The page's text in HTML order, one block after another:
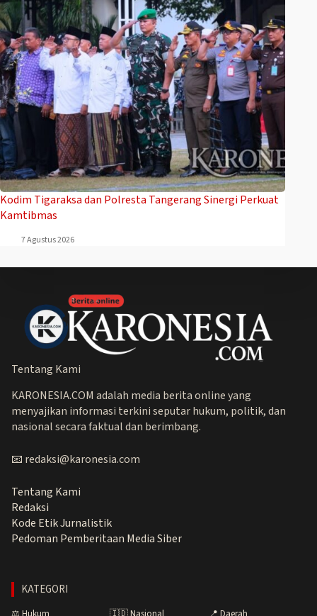
Kodim Tigaraksa dan Polresta Tangerang Sinergi Perkuat
Kamtibmas
7 Agustus 2026
Tentang Kami
KARONESIA.COM adalah media berita online yang
menyajikan informasi terkini seputar hukum, politik, dan
nasional secara faktual dan berimbang.
📧 redaksi@karonesia.com
Tentang Kami
Redaksi
Kode Etik Jurnalistik
Pedoman Pemberitaan Media Siber
KATEGORI